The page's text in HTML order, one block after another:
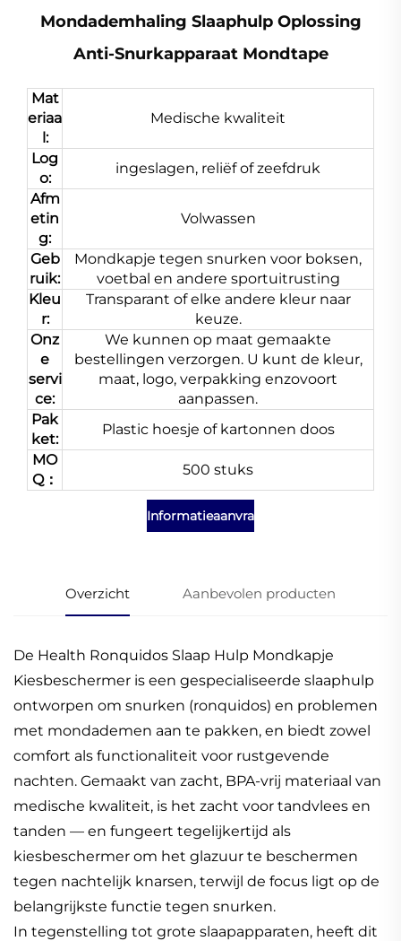
Mondademhaling Slaaphulp Oplossing
Anti-Snurkapparaat Mondtape
Mat
eriaa
l:
Medische kwaliteit
Log
o:
ingeslagen, reliëf of zeefdruk
Afm
etin
g:
Volwassen
Geb
ruik:
Mondkapje tegen snurken voor boksen,
voetbal en andere sportuitrusting
Kleu
r:
Transparant of elke andere kleur naar
keuze.
Onz
e
servi
ce:
We kunnen op maat gemaakte
bestellingen verzorgen. U kunt de kleur,
maat, logo, verpakking enzovoort
aanpassen.
Pak
ket:
Plastic hoesje of kartonnen doos
MO
Q：
500 stuks
Informatieaanvraag
Overzicht Aanbevolen producten
De Health Ronquidos Slaap Hulp Mondkapje
Kiesbeschermer is een gespecialiseerde slaaphulp
ontworpen om snurken (ronquidos) en problemen
met mondademen aan te pakken, en biedt zowel
comfort als functionaliteit voor rustgevende
nachten. Gemaakt van zacht, BPA-vrij materiaal van
medische kwaliteit, is het zacht voor tandvlees en
tanden — en fungeert tegelijkertijd als
kiesbeschermer om het glazuur te beschermen
tegen nachtelijk knarsen, terwijl de focus ligt op de
belangrijkste functie tegen snurken.
In tegenstelling tot grote slaapapparaten, heeft dit